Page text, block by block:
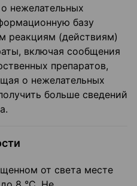
нежелательных
базу
реакциям (действиям)
включая сообщения
препаратов,
о нежелательных
больше сведений
от света месте